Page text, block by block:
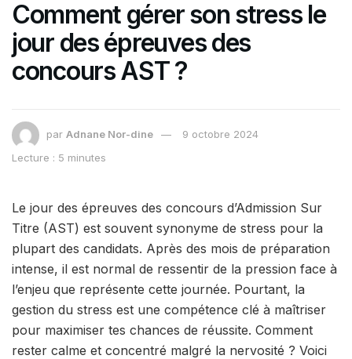
Comment gérer son stress le
jour des épreuves des
concours AST ?
par Adnane Nor-dine
9 octobre 2024
Lecture : 5 minutes
Le jour des épreuves des concours d’Admission Sur
Titre (AST) est souvent synonyme de stress pour la
plupart des candidats. Après des mois de préparation
intense, il est normal de ressentir de la pression face à
l’enjeu que représente cette journée. Pourtant, la
gestion du stress est une compétence clé à maîtriser
pour maximiser tes chances de réussite. Comment
rester calme et concentré malgré la nervosité ? Voici